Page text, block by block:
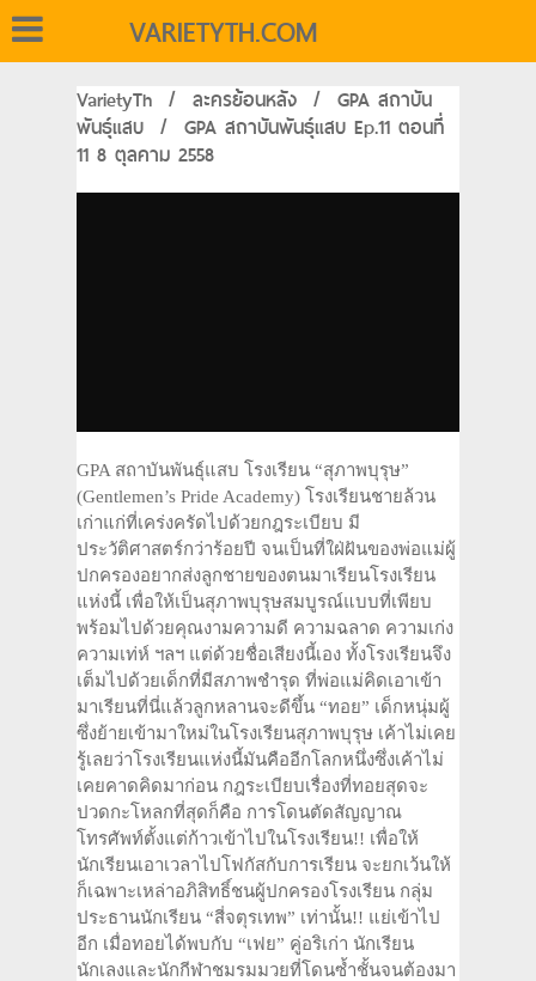
VARIETYTH.COM
VarietyTh / ละครย้อนหลัง / GPA สถาบัน
พันธุ์แสบ / GPA สถาบันพันธุ์แสบ Ep.11 ตอนที่
11 8 ตุลคาม 2558
GPA สถาบันพันธุ์แสบ โรงเรียน “สุภาพบุรุษ”
(Gentlemen’s Pride Academy) โรงเรียนชายล้วน
เก่าแก่ที่เคร่งครัดไปด้วยกฎระเบียบ มี
ประวัติศาสตร์กว่าร้อยปี จนเป็นที่ใฝ่ฝันของพ่อแม่ผู้
ปกครองอยากส่งลูกชายของตนมาเรียนโรงเรียน
แห่งนี้ เพื่อให้เป็นสุภาพบุรุษสมบูรณ์แบบที่เพียบ
พร้อมไปด้วยคุณงามความดี ความฉลาด ความเก่ง
ความเท่ห์ ฯลฯ แต่ด้วยชื่อเสียงนี้เอง ทั้งโรงเรียนจึง
เต็มไปด้วยเด็กที่มีสภาพชำรุด ที่พ่อแม่คิดเอาเข้า
มาเรียนที่นี่แล้วลูกหลานจะดีขึ้น “ทอย” เด็กหนุ่มผู้
ซึ่งย้ายเข้ามาใหม่ในโรงเรียนสุภาพบุรุษ เค้าไม่เคย
รู้เลยว่าโรงเรียนแห่งนี้มันคืออีกโลกหนึ่งซึ่งเค้าไม่
เคยคาดคิดมาก่อน กฎระเบียบเรื่องที่ทอยสุดจะ
ปวดกะโหลกที่สุดก็คือ การโดนตัดสัญญาณ
โทรศัพท์ตั้งแต่ก้าวเข้าไปในโรงเรียน!! เพื่อให้
นักเรียนเอาเวลาไปโฟกัสกับการเรียน จะยกเว้นให้
ก็เฉพาะเหล่าอภิสิทธิ์ชนผู้ปกครองโรงเรียน กลุ่ม
ประธานนักเรียน “สี่จตุรเทพ” เท่านั้น!! แย่เข้าไป
อีก เมื่อทอยได้พบกับ “เฟย” คู่อริเก่า นักเรียน
นักเลงและนักกีฬาชมรมมวยที่โดนซ้ำชั้นจนต้องมา